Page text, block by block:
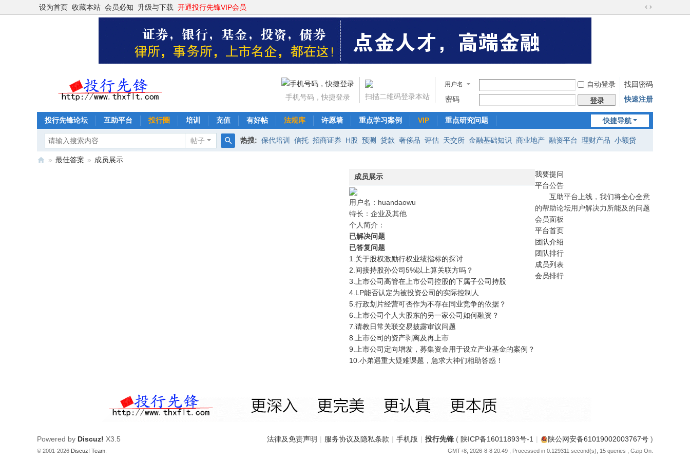
设为首页 收藏本站 会员必知 升级与下载 开通投行先锋VIP会员
切
用户名 自动登录
找回密码
密码
登录 快速注册
扫描二维码登录本站
手机号码，快捷登录
快捷导航
投行先锋论坛 互助平台 投行圈 培训 充值 有好帖 法规库 许愿墙 重点学习案例 VIP 重点研究问题
帖子 热搜: 保代培训 信托 招商证券 H股 预测 贷款 奢侈品 评估 天交所 金融基础知识 商业地产 融资平台 理财产品 小额贷
» 最佳答案 » 成员展示
成员展示
用户名：huandaowu
特长：企业及其他
个人简介：
已解决问题
已答复问题
1.关于股权激励行权业绩指标的探讨
2.间接持股孙公司5%以上算关联方吗？
3.上市公司高管在上市公司控股的下属子公司持股
4.LP能否认定为被投资公司的实际控制人
5.行政划片经营可否作为不存在同业竞争的依据？
6.上市公司个人大股东的另一家公司如何融资？
7.请教日常关联交易披露审议问题
8.上市公司的资产剥离及再上市
9.上市公司定向增发，募集资金用于设立产业基金的案例？
10.小弟遇重大疑难课题，急求大神们相助答惑！
我要提问
平台公告
互助平台上线，我们将全心全意
的帮助论坛用户解决力所能及的问题
会员面板
平台首页
团队介绍
团队排行
成员列表
会员排行
法律及免责声明 | 服务协议及隐私条款 | 手机版 | 投行先锋 ( 陕ICP备16011893号-1 | 陕公网安备61019002003767号 )
GMT+8, 2026-8-8 20:49 , Processed in 0.129311 second(s), 15 queries , Gzip On.
Powered by Discuz! X3.5
© 2001-2026 Discuz! Team